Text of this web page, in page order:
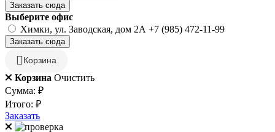
Заказать сюда
Выберите офис
Химки, ул. Заводская, дом 2А +7 (985) 472-11-99
Заказать сюда
Корзина
Корзина Очистить
Сумма: ₽
Итого: ₽
Заказать